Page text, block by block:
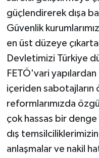
güçlendirerek dışa
Güvenlik
en üst düzeye
Devletimizi Türkiye
FETÖ'vari yapılardan
içeriden
reformlarımızda
çok hassas bir denge
dış temsilciliklerimizin
anlaşmalar ve nakil